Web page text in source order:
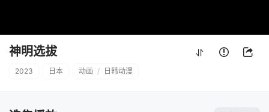
神明选拔
2023 日本 动画 / 日韩动漫